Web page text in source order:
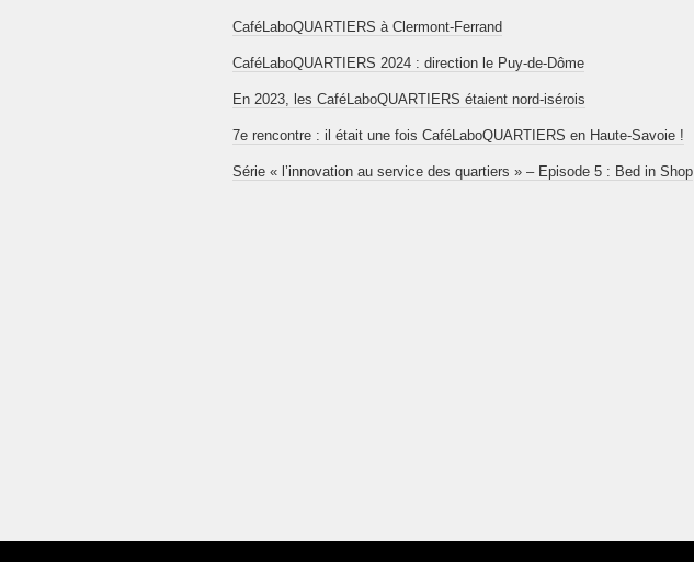
CaféLaboQUARTIERS à Clermont-Ferrand
CaféLaboQUARTIERS 2024 : direction le Puy-de-Dôme
En 2023, les CaféLaboQUARTIERS étaient nord-isérois
7e rencontre : il était une fois CaféLaboQUARTIERS en Haute-Savoie !
Série « l’innovation au service des quartiers » – Episode 5 : Bed in Shop